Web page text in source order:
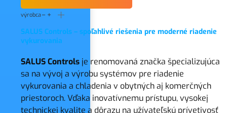
výrobca
SALUS Controls – spoľahlivé riešenia pre moderné riadenie
vykurovania
SALUS Controls je renomovaná značka špecializujúca
sa na vývoj a výrobu systémov pre riadenie
vykurovania a chladenia v obytných aj komerčných
priestoroch. Vďaka inovatívnemu prístupu, vysokej
technickej kvalite a dôrazu na užívateľskú prívetivosť